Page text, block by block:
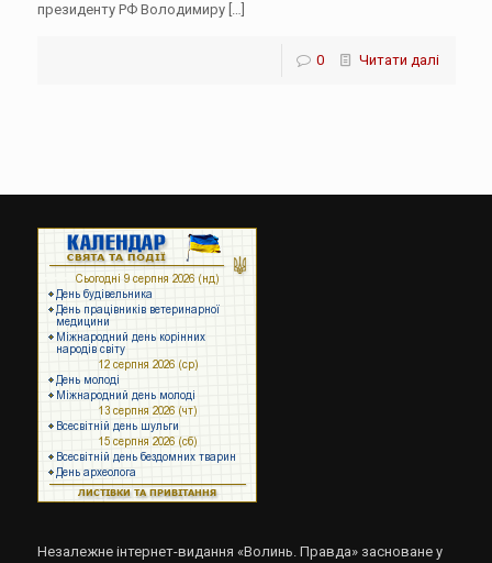
президенту РФ Володимиру[…]
0 Читати далі
Незалежне інтернет-видання «Волинь. Правда» засноване у